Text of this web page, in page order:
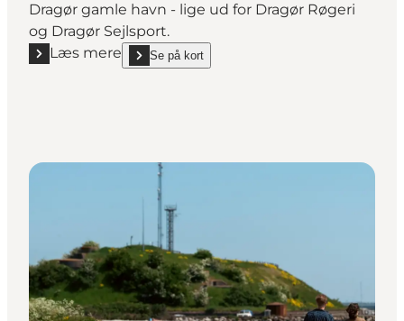
Dragør gamle havn - lige ud for Dragør Røgeri
og Dragør Sejlsport.
Læs mere
Læs mere "Krabbebroen"
Se på kort
show Krabbebroen on_map